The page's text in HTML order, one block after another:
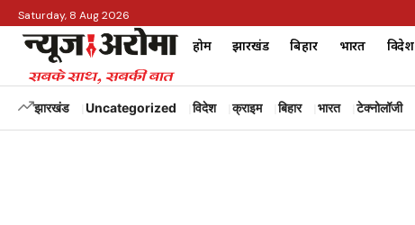
Saturday, 8 Aug 2026
होम झारखंड बिहार भारत विदेश
झारखंड Uncategorized विदेश क्राइम बिहार भारत टेक्नोलॉजी